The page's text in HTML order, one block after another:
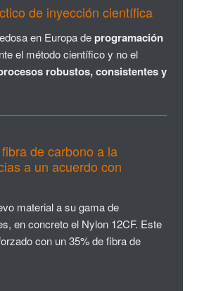
de inyección científica
en Europa deprogramación
el método científico y no el
robustos, consistentes y
de carbono a la
a un acuerdo con
material a su gama de
en concreto el Nylon 12CF. Este
con un 35% de fibra de